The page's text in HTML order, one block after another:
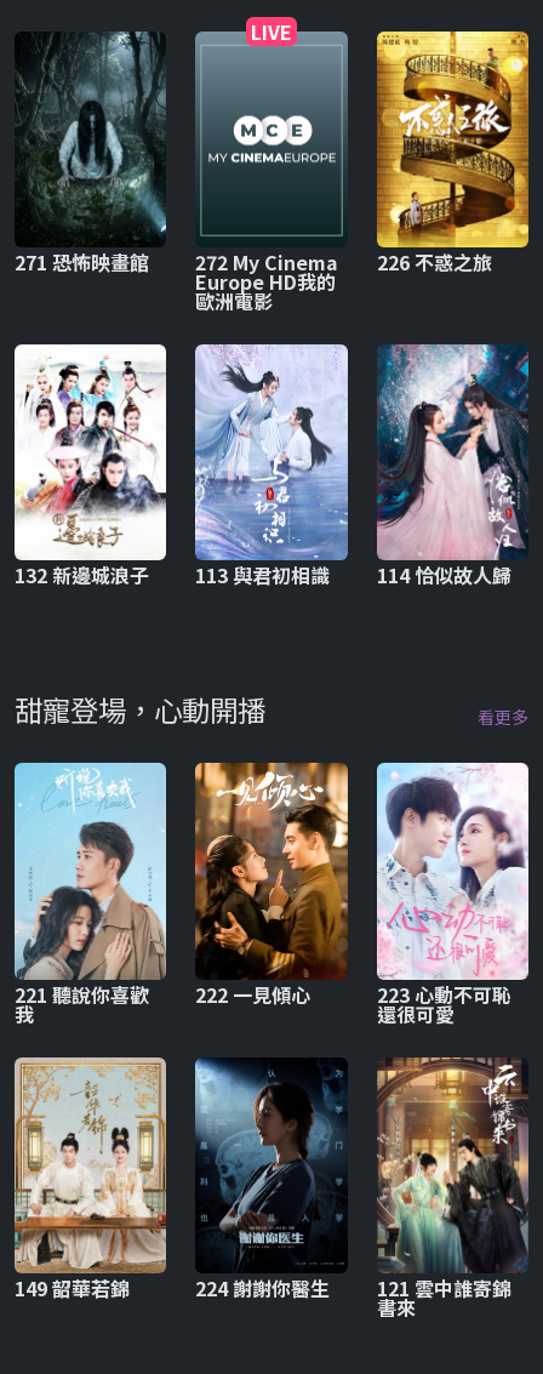
271 恐怖映畫館
LIVE
272 My Cinema
Europe HD我的
歐洲電影
226 不惑之旅
132 新邊城浪子 113 與君初相識 114 恰似故人歸
甜寵登場，心動開播 看更多
221 聽說你喜歡
我
222 一見傾心 223 心動不可恥
還很可愛
149 韶華若錦 224 謝謝你醫生 121 雲中誰寄錦
書來